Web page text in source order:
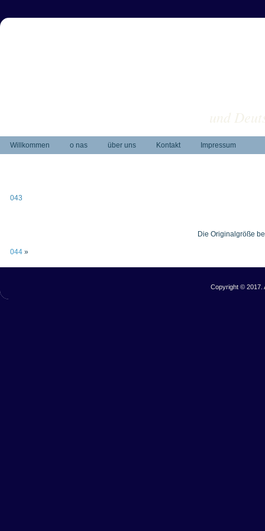
und
Willkommen o nas über uns Kontakt Impressum
043
Die Originalgröße
044 »
Copyright © 2017.